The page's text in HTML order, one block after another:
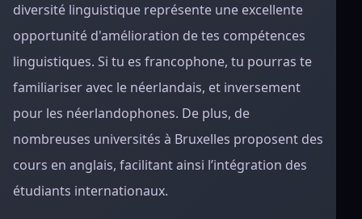
diversité linguistique représente une excellente
opportunité d'amélioration de tes compétences
linguistiques. Si tu es francophone, tu pourras te
familiariser avec le néerlandais, et inversement
pour les néerlandophones. De plus, de
nombreuses universités à Bruxelles proposent des
cours en anglais, facilitant ainsi l’intégration des
étudiants internationaux.